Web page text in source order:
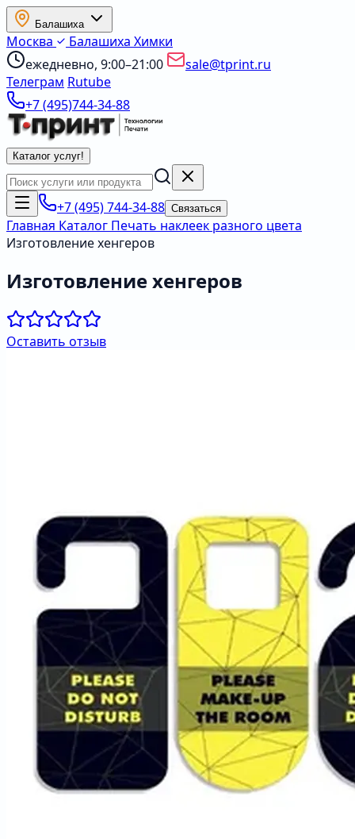
Балашиха
Москва Балашиха Химки
ежедневно, 9:00–21:00
sale@tprint.ru
Телеграм Rutube
+7 (495)744-34-88
Каталог услуг!
+7 (495) 744-34-88 Связаться
Главная Каталог Печать наклеек разного цвета
Изготовление хенгеров
Изготовление хенгеров
Оставить отзыв